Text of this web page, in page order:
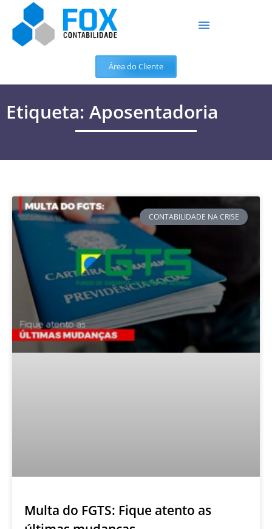
Área do Cliente
Etiqueta: Aposentadoria
CONTABILIDADE NA CRISE
Multa do FGTS: Fique atento as